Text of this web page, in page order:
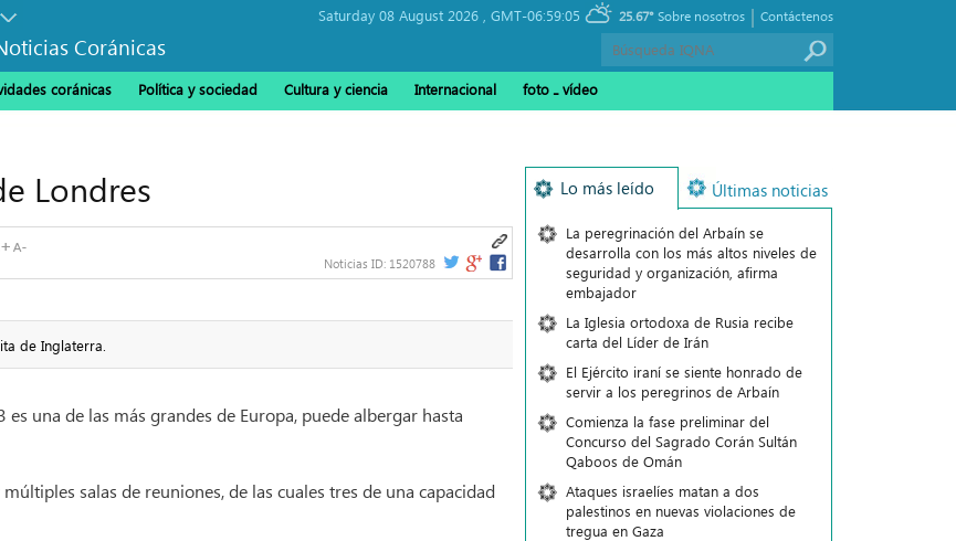
Coránicas
Saturday 08 August 2026 , GMT-06:59:05 25.67° Contáctenos
|
Sobre nosotros
coránicas Política y sociedad Cultura y ciencia Internacional foto ـ vídeo
Londres
Noticias ID: 1520788
de Inglaterra.
una de las más grandes de Europa, puede albergar hasta
salas de reuniones, de las cuales tres de una capacidad
Lo más leído Últimas noticias
La peregrinación del Arbaín se
desarrolla con los más altos niveles de
seguridad y organización, afirma
embajador
La Iglesia ortodoxa de Rusia recibe
carta del Líder de Irán
El Ejército iraní se siente honrado de
servir a los peregrinos de Arbaín
Comienza la fase preliminar del
Concurso del Sagrado Corán Sultán
Qaboos de Omán
Ataques israelíes matan a dos
palestinos en nuevas violaciones de
tregua en Gaza